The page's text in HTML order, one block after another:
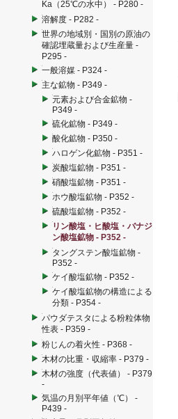
Ka（25℃の水中） - P280 -
溶解度 - P282 -
世界の地域別・国別の原油の
確認埋蔵量および生産量 -
P295 -
一般溶媒 - P324 -
主な鉱物 - P349 -
元素および合金鉱物 -
P349 -
硫化鉱物 - P349 -
酸化鉱物 - P350 -
ハロゲン化鉱物 - P351 -
炭酸塩鉱物 - P351 -
硝酸塩鉱物 - P351 -
ホウ酸塩鉱物 - P352 -
硫酸塩鉱物 - P352 -
リン酸塩・ヒ酸塩・バナジ
ン酸塩鉱物 - P352 -
タングステン酸塩鉱物 -
P352 -
ケイ酸塩鉱物 - P352 -
ケイ酸塩鉱物の構造による
分類 - P354 -
パウダテスタによる粉粒体物
性表 - P359 -
粉じんの着火性 - P368 -
木材の比重・収縮率 - P379 -
木材の強度（代表値） - P379
-
気温の月別平年値（℃） -
P439 -